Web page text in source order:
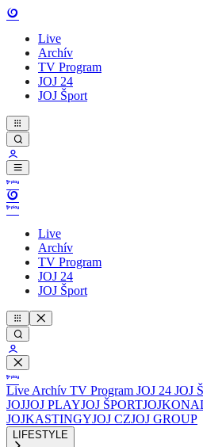
Live
Archív
TV Program
JOJ 24
JOJ Šport
Live
Archív
TV Program
JOJ 24
JOJ Šport
Live Archív TV Program JOJ 24 JOJ
JOJJOJ PLAYJOJ ŠPORTJOJKO
JOJKASTINGYJOJ CZJOJ GROUP
LIFESTYLE